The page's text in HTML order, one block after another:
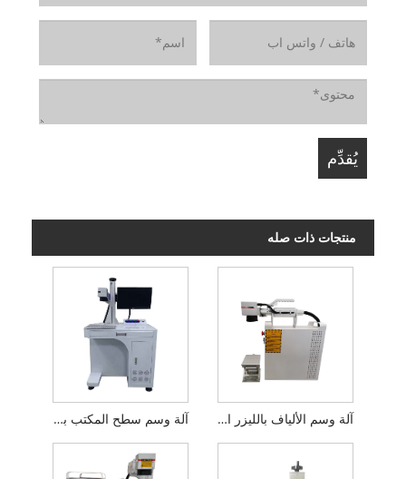
منتجات ذات صله
آلة وسم سطح المكتب بألياف الليزر آلة وسم الألياف بالليزر المحمولة